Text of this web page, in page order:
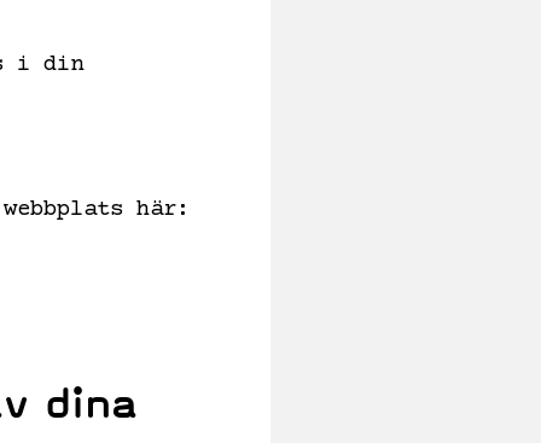
i din
här:
dina